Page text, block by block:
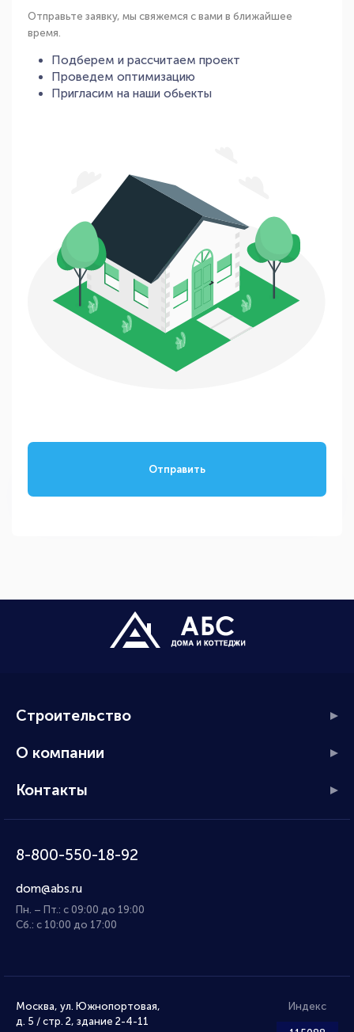
Отправьте заявку, мы свяжемся с вами в ближайшее
время.
Подберем и рассчитаем проект
Проведем оптимизацию
Пригласим на наши обьекты
Отправить
Строительство
О компании
Контакты
8-800-550-18-92
dom@abs.ru
Пн. – Пт.: с 09:00 до 19:00
Сб.: с 10:00 до 17:00
Москва, ул. Южнопортовая,
д. 5 / стр. 2, здание 2-4-11
Индекс